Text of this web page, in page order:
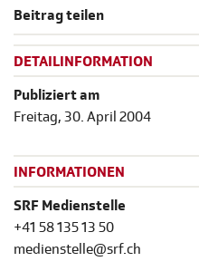
Beitrag teilen
DETAILINFORMATION
Publiziert am
Freitag, 30. April 2004
INFORMATIONEN
SRF Medienstelle
+41 58 135 13 50
medienstelle@srf.ch